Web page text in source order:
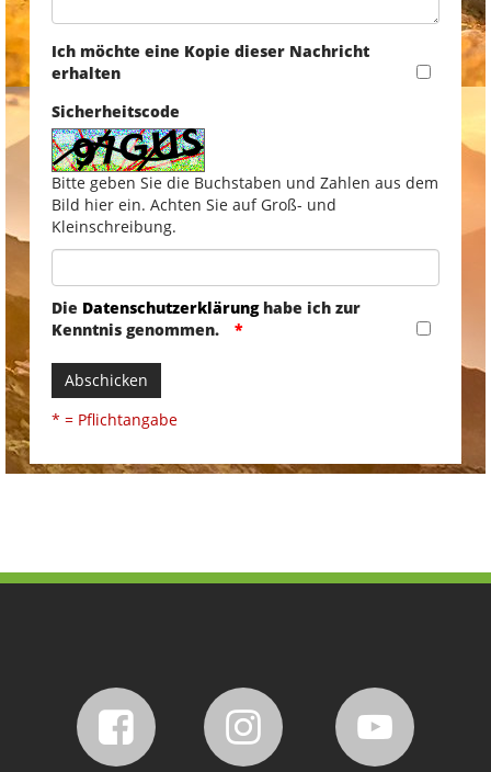
Ich möchte eine Kopie dieser Nachricht
erhalten
Sicherheitscode
Bitte geben Sie die Buchstaben und Zahlen aus dem
Bild hier ein. Achten Sie auf Groß- und
Kleinschreibung.
Die Datenschutzerklärunghabe ich zur
Kenntnis genommen.
Abschicken
* = Pflichtangabe